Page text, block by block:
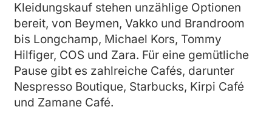
Kleidungskauf stehen unzählige Optionen
bereit, von Beymen, Vakko und Brandroom
bis Longchamp, Michael Kors, Tommy
Hilfiger, COS und Zara. Für eine gemütliche
Pause gibt es zahlreiche Cafés, darunter
Nespresso Boutique, Starbucks, Kirpi Café
und Zamane Café.